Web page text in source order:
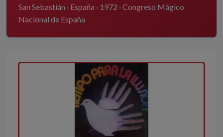
San Sebastián · España · 1972 · Congreso Mágico
Nacional de España